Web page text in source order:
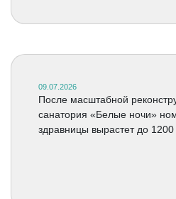
09.07.2026
После масштабной
санатория «Белые ночи»
здравницы вырастет до